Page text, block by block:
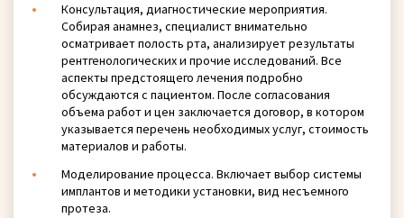
Консультация, диагностические мероприятия.
Собирая анамнез, специалист внимательно
осматривает полость рта, анализирует результаты
рентгенологических и прочие исследований. Все
аспекты предстоящего лечения подробно
обсуждаются с пациентом. После согласования
объема работ и цен заключается договор, в котором
указывается перечень необходимых услуг, стоимость
материалов и работы.
Моделирование процесса. Включает выбор системы
имплантов и методики установки, вид несъемного
протеза.